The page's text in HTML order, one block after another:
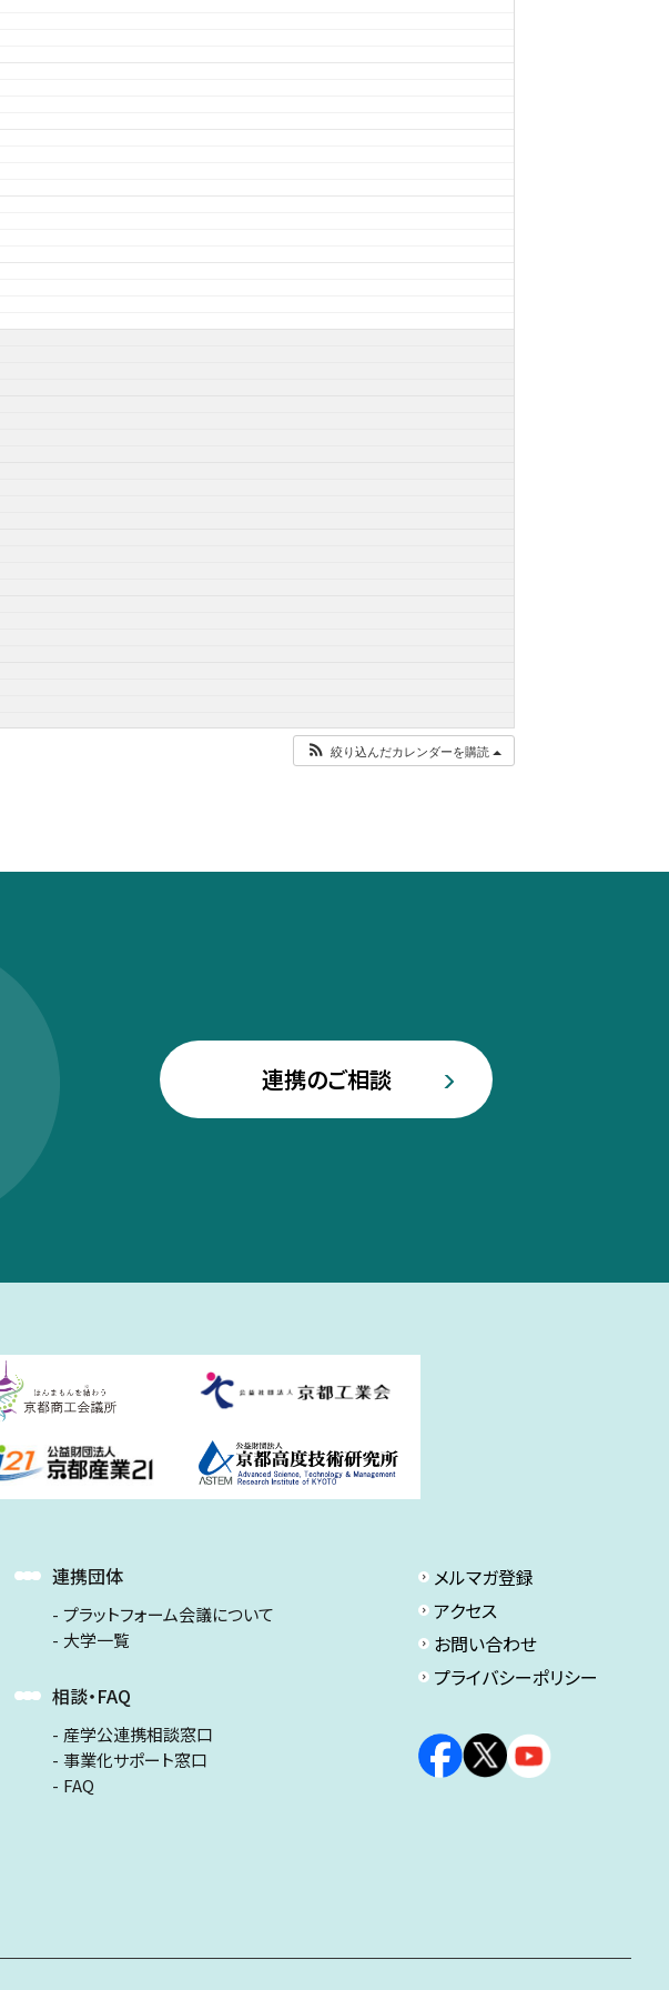
絞り込んだカレンダーを購読
連携のご相談
連携団体
プラットフォーム会議について
大学一覧
相談・FAQ
産学公連携相談窓口
事業化サポート窓口
FAQ
メルマガ登録
アクセス
お問い合わせ
プライバシーポリシー